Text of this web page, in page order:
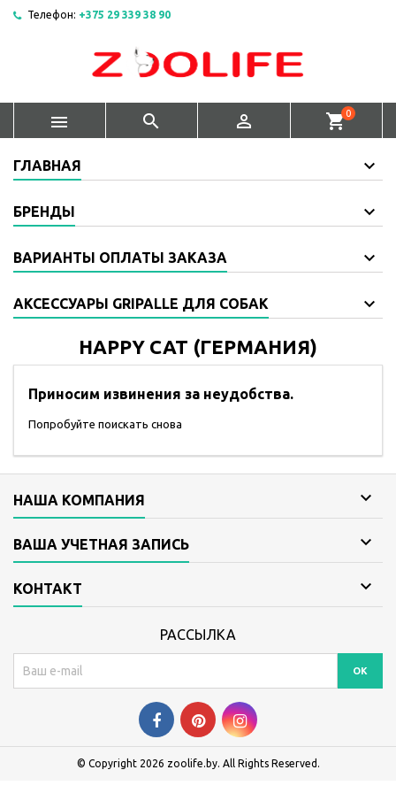
Телефон: +375 29 339 38 90
   shopping_cart0
ГЛАВНАЯ
БРЕНДЫ
ВАРИАНТЫ ОПЛАТЫ ЗАКАЗА
АКСЕССУАРЫ GRIPALLE ДЛЯ СОБАК
HAPPY CAT (ГЕРМАНИЯ)
Приносим извинения за неудобства.
Попробуйте поискать снова
НАША КОМПАНИЯ 
ВАША УЧЕТНАЯ ЗАПИСЬ 
КОНТАКТ 
РАССЫЛКА
© Copyright 2026 zoolife.by. All Rights Reserved.